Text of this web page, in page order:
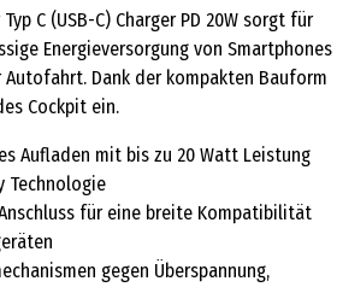
C (USB-C) Charger PD 20W sorgt für
Energieversorgung von Smartphones
Dank der kompakten Bauform
Cockpit ein.
Aufladen mit bis zu 20 Watt Leistung
Technologie
für eine breite Kompatibilität
gegen Überspannung,